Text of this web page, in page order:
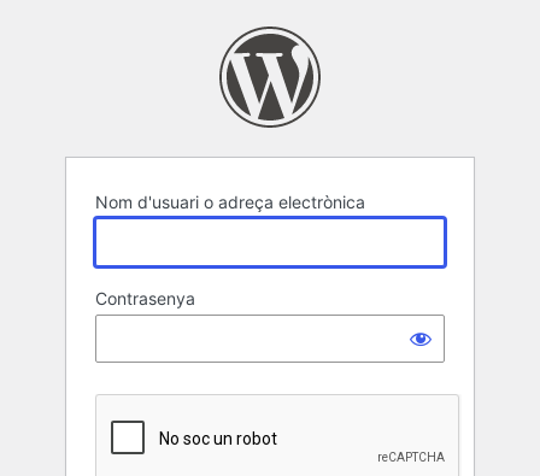
Nom d'usuari o adreça electrònica
Contrasenya